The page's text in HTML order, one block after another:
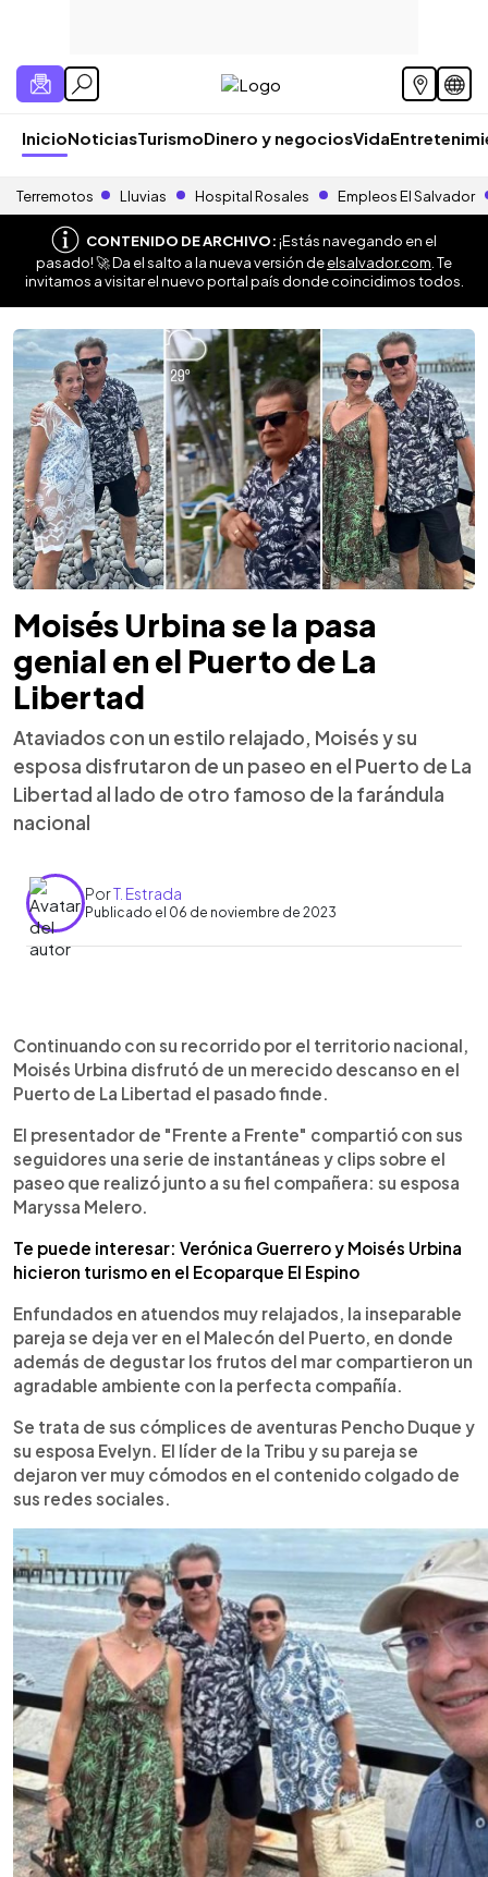
InicioNoticiasTurismoDinero y negociosVida
Terremotos Lluvias Hospital Rosales Empleos El Salvador
CONTENIDO DE ARCHIVO:¡Estás navegando en el
pasado! 🚀 Da el salto a la nueva versión deelsalvador.com . Te
invitamos a visitar el nuevo portal país donde coincidimos todos.
Moisés Urbina se la pasa
genial en el Puerto de La
Libertad
Ataviados con un estilo relajado, Moisés y su
esposa disfrutaron de un paseo en el Puerto de La
Libertad al lado de otro famoso de la farándula
nacional
PorT. Estrada
Publicado el 06 de noviembre de 2023
Escuchar artículo
Continuando con su recorrido por el territorio nacional,
Moisés Urbina disfrutó de un merecido descanso en el
Puerto de La Libertad el pasado finde.
El presentador de "Frente a Frente" compartió con sus
seguidores una serie de instantáneas y clips sobre el
paseo que realizó junto a su fiel compañera: su esposa
Maryssa Melero.
Te puede interesar: Verónica Guerrero y Moisés Urbina
hicieron turismo en el Ecoparque El Espino
Enfundados en atuendos muy relajados, la inseparable
pareja se deja ver en el Malecón del Puerto, en donde
además de degustar los frutos del mar compartieron un
agradable ambiente con la perfecta compañía.
Se trata de sus cómplices de aventuras Pencho Duque y
su esposa Evelyn. El líder de la Tribu y su pareja se
dejaron ver muy cómodos en el contenido colgado de
sus redes sociales.